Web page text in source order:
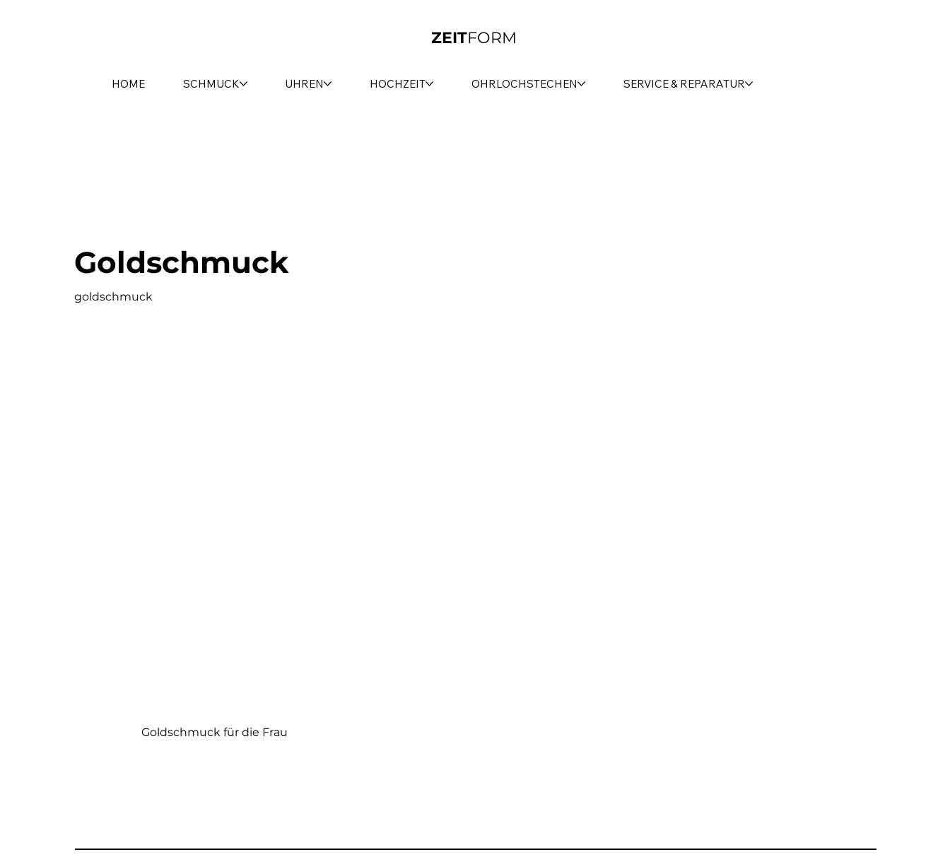
ZEITFORM
HOME SCHMUCK UHREN HOCHZEIT OHRLOCHSTECHEN SERVICE & REPARATUR
Goldschmuck
goldschmuck
Goldschmuck für die Frau